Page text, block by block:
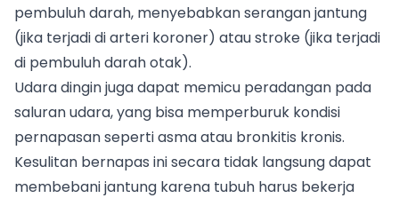
pembuluh darah, menyebabkan serangan jantung
(jika terjadi di arteri koroner) atau stroke (jika terjadi
di pembuluh darah otak).
Udara dingin juga dapat memicu peradangan pada
saluran udara, yang bisa memperburuk kondisi
pernapasan seperti asma atau bronkitis kronis.
Kesulitan bernapas ini secara tidak langsung dapat
membebani jantung karena tubuh harus bekerja